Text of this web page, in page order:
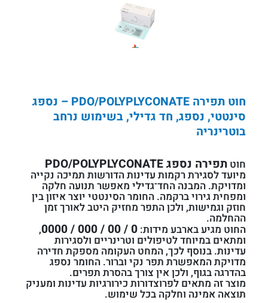
חוט תפירה PDO/POLYPLYCONATE – נספג
סינטטי, נספג, חד גדילי, בשימוש נרחב
בוטרינריה
חוטתפירה נספג PDO/POLYPLYCONATE
מיועד לסגירת רקמות עדינות הדורשות תמיכה נקייה
ומדויקת. המבנה החד־גדילי מאפשר תנועה חלקה
ומפחית גירוי ברקמה. החומר הסינטטי יוצר איזון בין
חוזק וגמישות, ולכן התפר מחזיק היטב לאורך זמן
ההחלמה.
החוט מגיע בארבע מידות:0 / 00 / 000 / 0000
,
ומתאים במיוחד לטיפולים וטרינריים ולסגירות
עדינות. בנוסף לכך, המחט העקומה מספקת חדירה
מדויקת המאפשרת תפר נקי וברור. החומר נספג
בהדרגה בגוף, ולכן אין צורך בהסרת תפרים.
מוצר זה מתאים לפרוצדורות כירורגיות עדינות ומעניק
תוצאה אמינה וחלקה בכל שימוש.